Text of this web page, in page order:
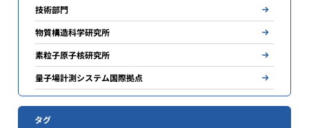
技術部門
物質構造科学研究所
素粒子原子核研究所
量子場計測システム国際拠点
タグ